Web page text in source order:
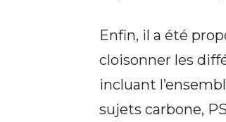
Enfin, il a été
cloisonner les
incluant
sujets carbone,